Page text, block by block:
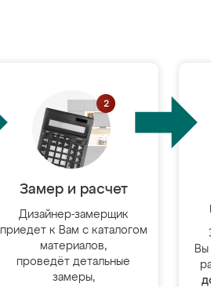
Замер и расчет
Дизайнер-замерщик
приедет к Вам с каталогом
материалов,
проведёт детальные
замеры,
Вы